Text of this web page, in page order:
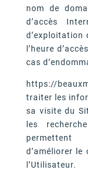
nom de
d’accès
d’exploitation
l’heure
cas
https://
traiter les
sa visite du
les
permettent
d’améliorer
l’Utilisateur.